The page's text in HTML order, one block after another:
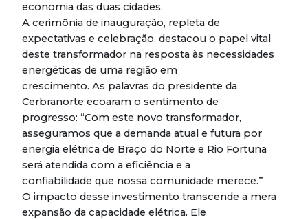
economia das duas cidades.
A cerimônia de inauguração, repleta de
expectativas e celebração, destacou o papel vital
deste transformador na resposta às necessidades
energéticas de uma região em
crescimento. As palavras do presidente da
Cerbranorte ecoaram o sentimento de
progresso: “Com este novo transformador,
asseguramos que a demanda atual e futura por
energia elétrica de Braço do Norte e Rio Fortuna
será atendida com a eficiência e a
confiabilidade que nossa comunidade merece.”
O impacto desse investimento transcende a mera
expansão da capacidade elétrica. Ele